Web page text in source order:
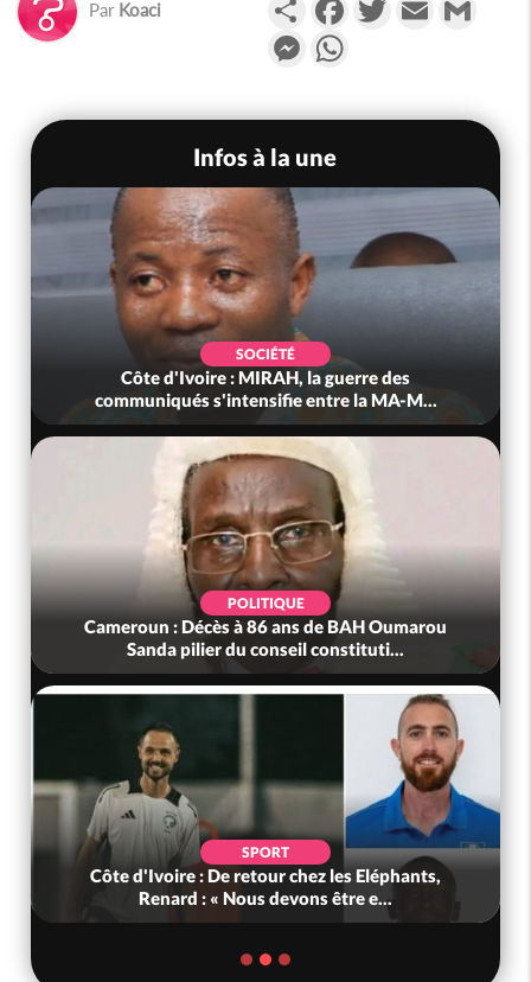
Par Koaci
Messenger
Infos à la une
SOCIÉTÉ
Côte d'Ivoire : MIRAH, la guerre des
communiqués s'intensifie entre la MA-M...
POLITIQUE
Cameroun : Décès à 86 ans de BAH Oumarou
Sanda pilier du conseil constituti...
SPORT
Côte d'Ivoire : De retour chez les Eléphants,
Renard : « Nous devons être e...